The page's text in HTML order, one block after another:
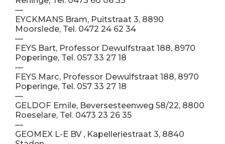
—
EYCKMANS Bram, Puitstraat 3, 8890
Moorslede, Tel. 0472 24 62 34
—
FEYS Bart, Professor Dewulfstraat 188, 8970
Poperinge, Tel. 057 33 27 18
—
FEYS Marc, Professor Dewulfstraat 188, 8970
Poperinge, Tel. 057 33 27 18
—
GELDOF Emile, Beversesteenweg 58/22, 8800
Roeselare, Tel. 0473 23 26 35
—
GEOMEX L-E BV , Kapelleriestraat 3, 8840